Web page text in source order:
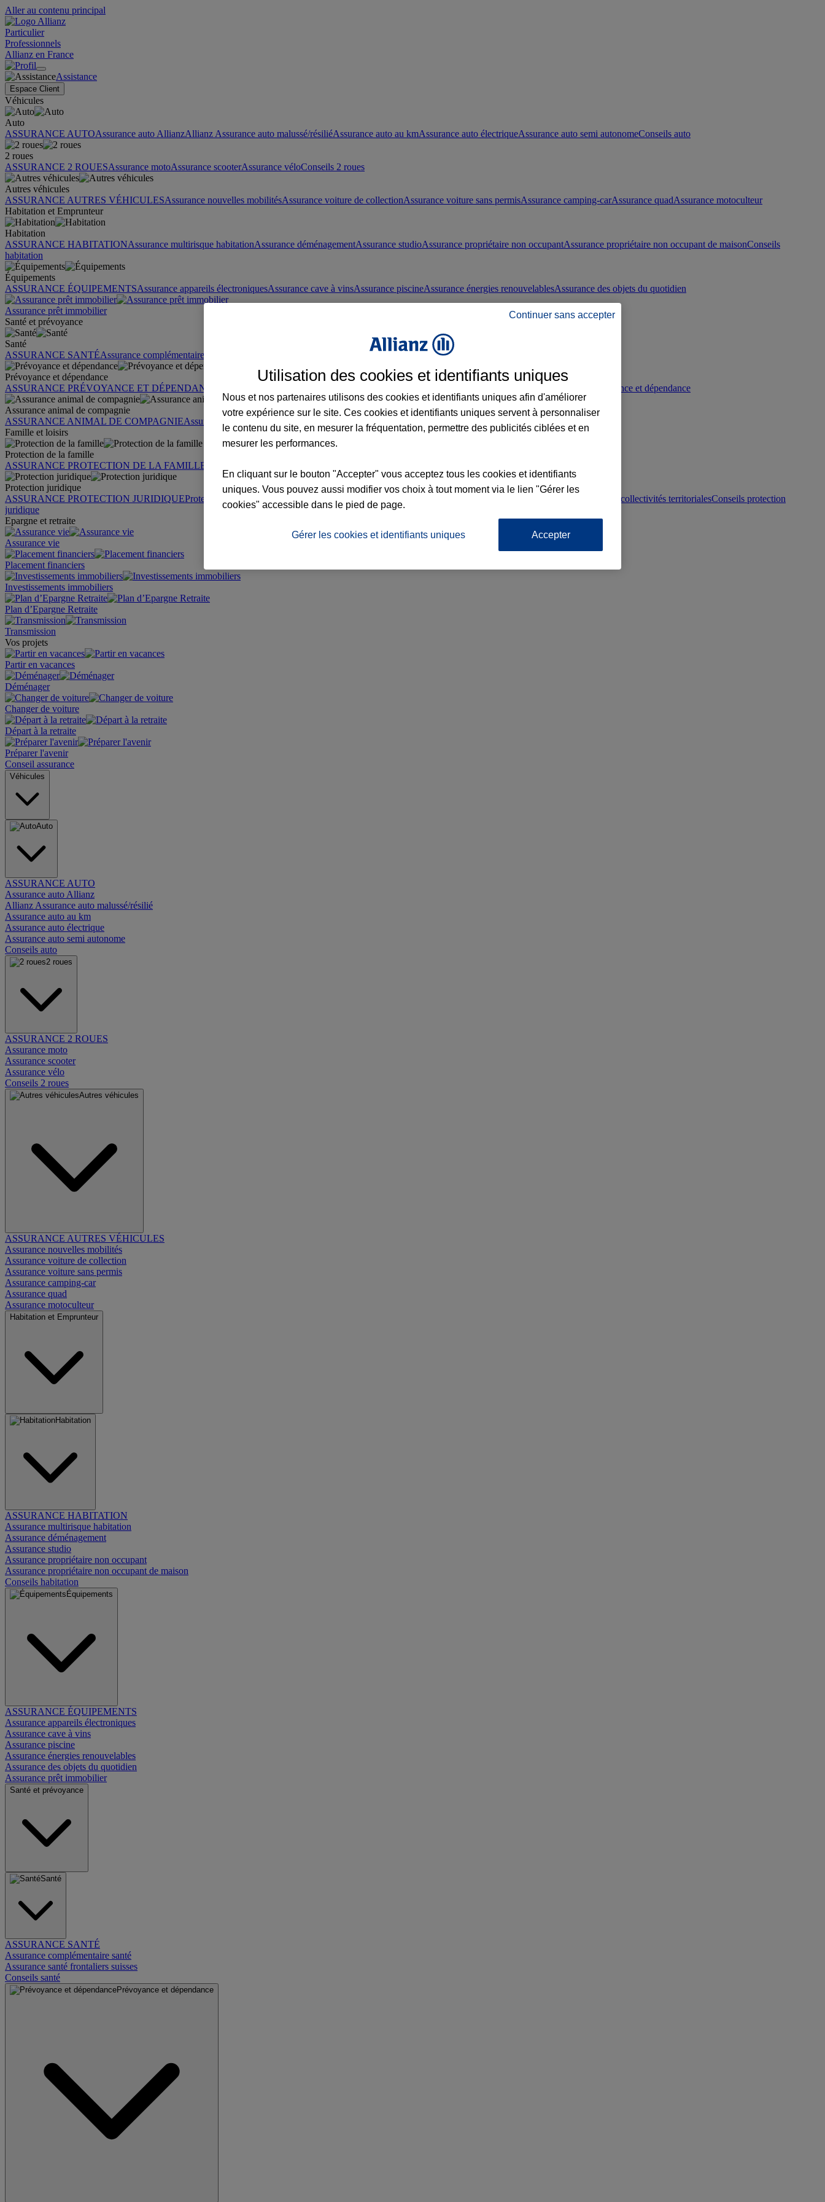
Aller au contenu principal
Particulier
Professionnels
Allianz en France
Assistance
Espace Client
Véhicules
Auto
ASSURANCE AUTOAssurance auto AllianzAllianz Assurance auto malussé/résiliéAssurance auto au kmAssurance auto électriqueAssurance auto semi autonomeConseils auto
2 roues
ASSURANCE 2 ROUESAssurance motoAssurance scooterAssurance véloConseils 2 roues
Autres véhicules
ASSURANCE AUTRES VÉHICULESAssurance nouvelles mobilitésAssurance voiture de collectionAssurance voiture sans permisAssurance camping-carAssurance quadAssurance motoculteur
Habitation et Emprunteur
Habitation
ASSURANCE HABITATIONAssurance multirisque habitationAssurance déménagementAssurance studioAssurance propriétaire non occupantAssurance propriétaire non occupant de maisonConseils
habitation
Équipements
ASSURANCE ÉQUIPEMENTSAssurance appareils électroniquesAssurance cave à vinsAssurance piscineAssurance énergies renouvelablesAssurance des objets du quotidien
Assurance prêt immobilier
Santé et prévoyance
Santé
ASSURANCE SANTÉAssurance complémentaire santé Conseils santé
Prévoyance et dépendance
ASSURANCE PRÉVOYANCE ET DÉPENDANCE
Conseils prévoyance et dépendance
Assurance animal de compagnie
ASSURANCE ANIMAL DE COMPAGNIEAssurance chien Assurance chat
Conseils animal de compagnie
Famille et loisirs
Protection de la famille
ASSURANCE PROTECTION DE LA FAMILLE
Protection juridique
ASSURANCE PROTECTION JURIDIQUEProtection juridique particuliers Protection juridique immobilière Protection juridique collectivités territorialesConseils protection
juridique
Epargne et retraite
Assurance vie
Placement financiers
Investissements immobiliers
Plan d’Epargne Retraite
Transmission
Vos projets
Partir en vacances
Déménager
Changer de voiture
Départ à la retraite
Préparer l'avenir
Conseil assurance
Véhicules
Auto
ASSURANCE AUTO
Assurance auto Allianz
Allianz Assurance auto malussé/résilié
Assurance auto au km
Assurance auto électrique
Assurance auto semi autonome
Conseils auto
2 roues
ASSURANCE 2 ROUES
Assurance moto
Assurance scooter
Assurance vélo
Conseils 2 roues
Autres véhicules
ASSURANCE AUTRES VÉHICULES
Assurance nouvelles mobilités
Assurance voiture de collection
Assurance voiture sans permis
Assurance camping-car
Assurance quad
Assurance motoculteur
Habitation et Emprunteur
Habitation
ASSURANCE HABITATION
Assurance multirisque habitation
Assurance déménagement
Assurance studio
Assurance propriétaire non occupant
Assurance propriétaire non occupant de maison
Conseils habitation
Équipements
ASSURANCE ÉQUIPEMENTS
Assurance appareils électroniques
Assurance cave à vins
Assurance piscine
Assurance énergies renouvelables
Assurance des objets du quotidien
Assurance prêt immobilier
Santé et prévoyance
Santé
ASSURANCE SANTÉ
Assurance complémentaire santé
Assurance santé frontaliers suisses
Conseils santé
Prévoyance et dépendance
Continuer sans accepter
Utilisation des cookies et identifiants uniques
Nous et nos partenaires utilisons des cookies et identifiants uniques afin d'améliorer
votre expérience sur le site. Ces cookies et identifiants uniques servent à personnaliser
le contenu du site, en mesurer la fréquentation, permettre des publicités ciblées et en
mesurer les performances.
En cliquant sur le bouton "Accepter" vous acceptez tous les cookies et identifiants
uniques. Vous pouvez aussi modifier vos choix à tout moment via le lien "Gérer les
cookies" accessible dans le pied de page.
Gérer les cookies et identifiants uniques Accepter